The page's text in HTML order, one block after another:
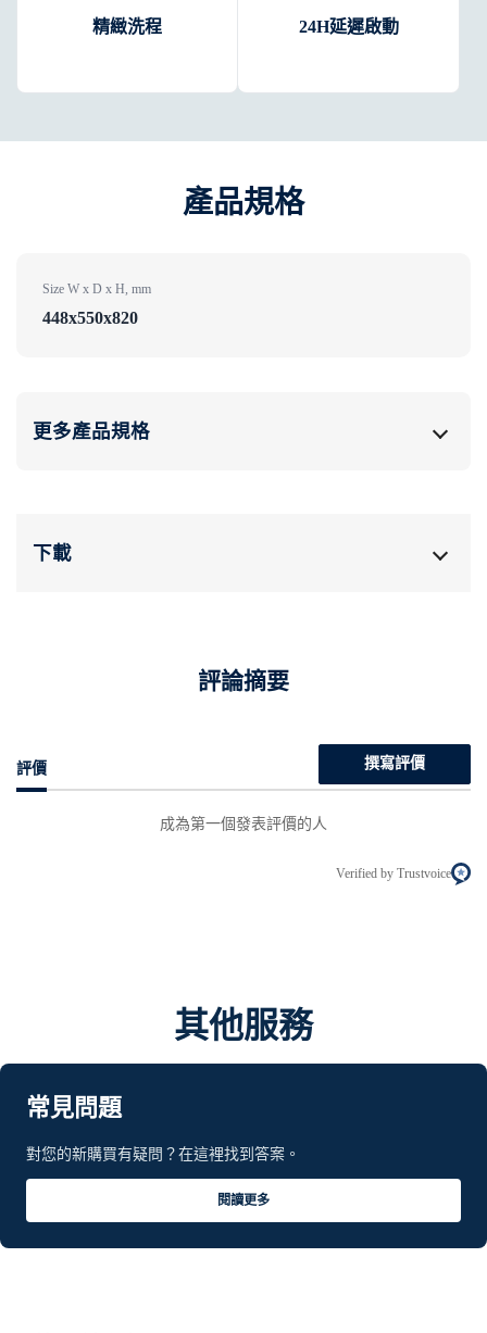
精緻洗程 24H延遲啟動
產品規格
Size W x D x H, mm
448x550x820
更多產品規格
下載
評論摘要
評價 撰寫評價
成為第一個發表評價的人
Verified by Trustvoice
其他服務
常見問題
對您的新購買有疑問？在這裡找到答案。
閱讀更多